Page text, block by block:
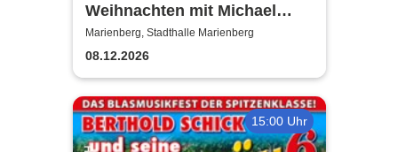
Weihnachten mit Michael
Hirte 2026
Marienberg, Stadthalle Marienberg
08.12.2026
15:00 Uhr